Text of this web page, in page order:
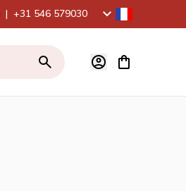
| +31 546 579030
Voir le